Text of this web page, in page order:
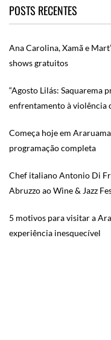
POSTS RECENTES
Ana Carolina, Xamã e
shows gratuitos
“Agosto Lilás: Saquarema
enfrentamento à violência
Começa hoje em
programação completa
Chef italiano Antonio Di
Abruzzo ao Wine & Jazz
5 motivos para visitar a
experiência inesquecível